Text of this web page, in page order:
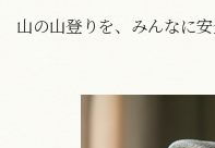
山の山登りを、みんなに